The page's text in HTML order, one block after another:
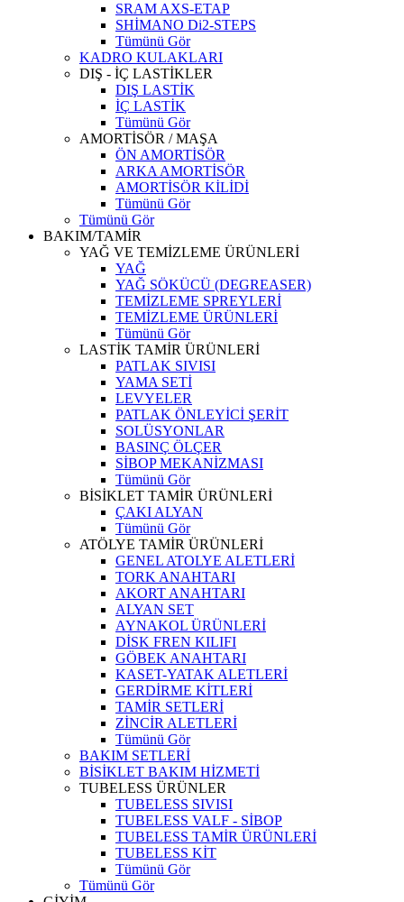
SRAM AXS-ETAP
SHİMANO Di2-STEPS
Tümünü Gör
KADRO KULAKLARI
DIŞ - İÇ LASTİKLER
DIŞ LASTİK
İÇ LASTİK
Tümünü Gör
AMORTİSÖR / MAŞA
ÖN AMORTİSÖR
ARKA AMORTİSÖR
AMORTİSÖR KİLİDİ
Tümünü Gör
Tümünü Gör
BAKIM/TAMİR
YAĞ VE TEMİZLEME ÜRÜNLERİ
YAĞ
YAĞ SÖKÜCÜ (DEGREASER)
TEMİZLEME SPREYLERİ
TEMİZLEME ÜRÜNLERİ
Tümünü Gör
LASTİK TAMİR ÜRÜNLERİ
PATLAK SIVISI
YAMA SETİ
LEVYELER
PATLAK ÖNLEYİCİ ŞERİT
SOLÜSYONLAR
BASINÇ ÖLÇER
SİBOP MEKANİZMASI
Tümünü Gör
BİSİKLET TAMİR ÜRÜNLERİ
ÇAKI ALYAN
Tümünü Gör
ATÖLYE TAMİR ÜRÜNLERİ
GENEL ATOLYE ALETLERİ
TORK ANAHTARI
AKORT ANAHTARI
ALYAN SET
AYNAKOL ÜRÜNLERİ
DİSK FREN KILIFI
GÖBEK ANAHTARI
KASET-YATAK ALETLERİ
GERDİRME KİTLERİ
TAMİR SETLERİ
ZİNCİR ALETLERİ
Tümünü Gör
BAKIM SETLERİ
BİSİKLET BAKIM HİZMETİ
TUBELESS ÜRÜNLER
TUBELESS SIVISI
TUBELESS VALF - SİBOP
TUBELESS TAMİR ÜRÜNLERİ
TUBELESS KİT
Tümünü Gör
Tümünü Gör